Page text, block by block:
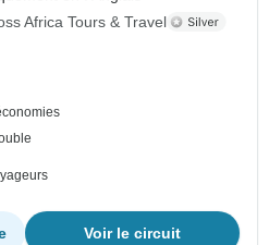
Africa Tours & Travel
Voir le circuit